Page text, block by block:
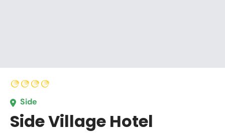
Side
Side Village Hotel